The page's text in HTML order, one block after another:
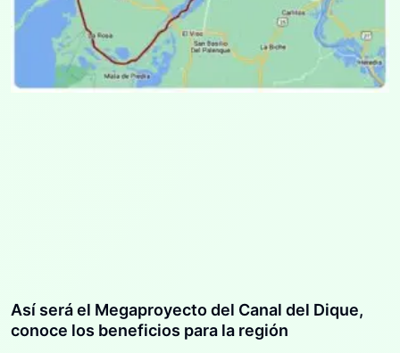
Así será el Megaproyecto del Canal del Dique,
conoce los beneficios para la región